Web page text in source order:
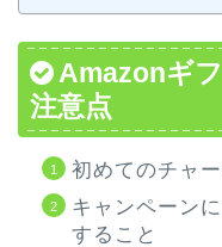
Amazonギ
注意点
初めてのチャ
キャンペーン
すること